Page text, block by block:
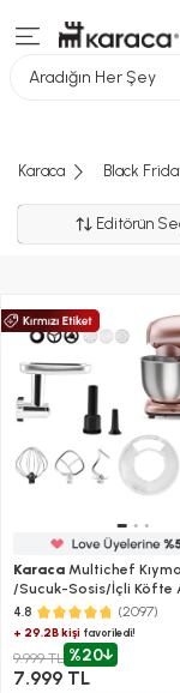
Aradığın Her Şey
Karaca Black
Editörün
Karaca Multichef
/Sucuk-Sosis/İçli Köfte
Hamur Yoğurma Makinesi
Rosegold 1900W 5,5L
4.8 (2097)
+ 29.2B kişi favoriledi!
9.999 TL %20
7.999 TL